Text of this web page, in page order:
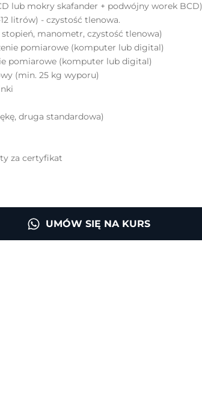
lub mokry skafander + podwójny worek BCD)
litrów) - czystość tlenowa.
manometr, czystość tlenowa)
pomiarowe (komputer lub digital)
pomiarowe (komputer lub digital)
(min. 25 kg wyporu)
druga standardowa)
za certyfikat
UMÓW SIĘ NA KURS